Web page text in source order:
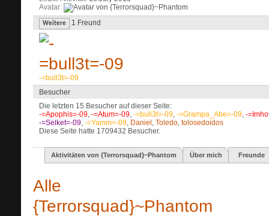
Avatar
Weitere 1 Freund
-=bull3t=-09
Besucher
Die letzten 15 Besucher auf dieser Seite:
-=Apophis=-09, -=Atum=-09, -=bull3t=-09, -=Grampa_Abe=-09, -
-=Selket=-09, -=Yamm=-09, Daniel , Toledo, tolosedoidos
Diese Seite hatte 1709432 Besucher.
Aktivitäten von {Terrorsquad}~Phantom Über mich Freunde
Alle
{Terrorsquad}~Phantom